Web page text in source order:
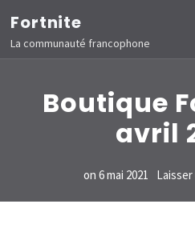
Aller
au
contenu
Entrée)
Fortnite
La communauté francophone
Boutique
avril
on 6 mai 2021